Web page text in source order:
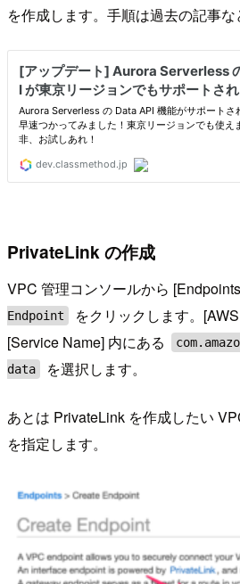
を作成します。手順は過去の記事な
PrivateLink の作成
VPC 管理コンソールから
Endpoint
をクリックします。
[Service Name] 内にある
data
を選択します。
あとは PrivateLink を作成したい
を指定します。